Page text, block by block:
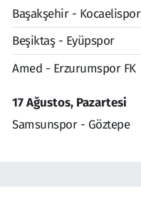
Başakşehir - Kocaelispor
Beşiktaş - Eyüpspor
Amed - Erzurumspor FK
17 Ağustos, Pazartesi
Samsunspor - Göztepe